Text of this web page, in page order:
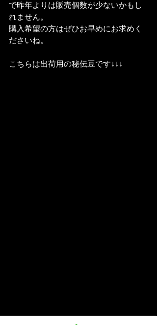
で昨年よりは販売個数が少ないかもし
れません。
購入希望の方はぜひお早めにお求めく
ださいね。
こちらは出荷用の秘伝豆です↓↓↓